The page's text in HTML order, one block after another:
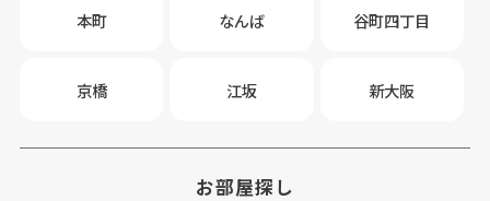
本町 なんば 谷町四丁目
京橋 江坂 新大阪
お部屋探し